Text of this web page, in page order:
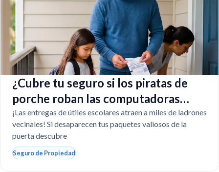
¿Cubre tu seguro si los piratas de
porche roban las computadoras
escolares?
¡Las entregas de útiles escolares atraen a miles de ladrones
vecinales! Si desaparecen tus paquetes valiosos de la
puerta descubre
Seguro de Propiedad